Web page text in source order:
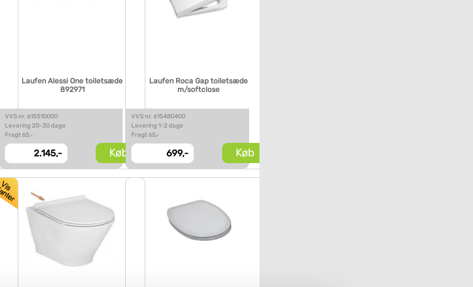
Laufen Alessi One toiletsæde
892971
VVS nr. 615510000
Levering 20-30 dage
Fragt 65,-
2.145,- Køb
Laufen Roca Gap toiletsæde
m/softclose
VVS nr. 615480400
Levering 1-2 dage
Fragt 65,-
699,- Køb